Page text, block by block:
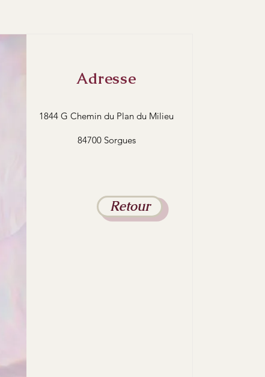
Adresse
1844 G Chemin du Plan du Milieu
84700 Sorgues
Retour